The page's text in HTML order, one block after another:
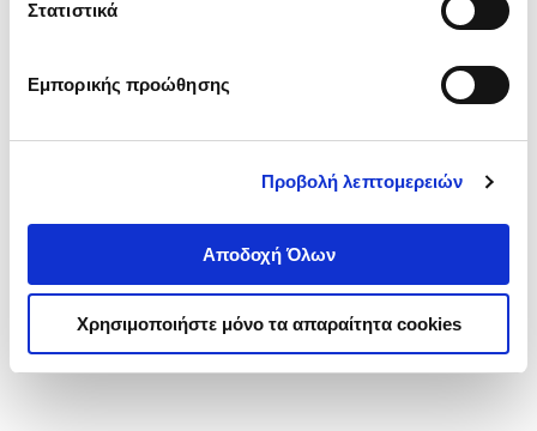
Στατιστικά
Εμπορικής προώθησης
Προβολή λεπτομερειών
Αποδοχή Όλων
Χρησιμοποιήστε μόνο τα απαραίτητα cookies